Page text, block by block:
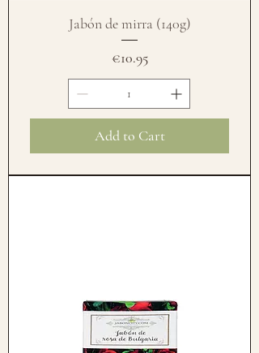
Jabón de mirra (140g)
Price
€10.95
Add to Cart